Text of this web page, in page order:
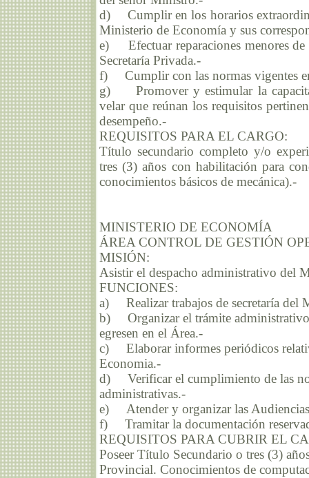
d) Cumplir en los horarios
Ministerio de Economía y sus
e) Efectuar reparaciones menores de
Secretaría Privada.-
f) Cumplir con las normas vigentes
g) Promover y estimular la
velar que reúnan los requisitos
desempeño.-
REQUISITOS PARA EL CARGO:
Título secundario completo y/o
tres (3) años con habilitación para
conocimientos básicos de mecánica).-
MINISTERIO DE ECONOMÍA
ÁREA CONTROL DE GESTIÓN
MISIÓN:
Asistir el despacho administrativo del
FUNCIONES:
a) Realizar trabajos de secretaría del
b) Organizar el trámite administrativo
egresen en el Área.-
c) Elaborar informes periódicos
Economia.-
d) Verificar el cumplimiento de las
administrativas.-
e) Atender y organizar las
f) Tramitar la documentación
REQUISITOS PARA CUBRIR EL
Poseer Título Secundario o tres (3)
Provincial. Conocimientos de